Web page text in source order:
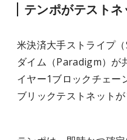
テンポがテスト
米決済大手ストライプ
ダイム（Paradigm）が
イヤー1ブロックチェ
ブリックテストネット